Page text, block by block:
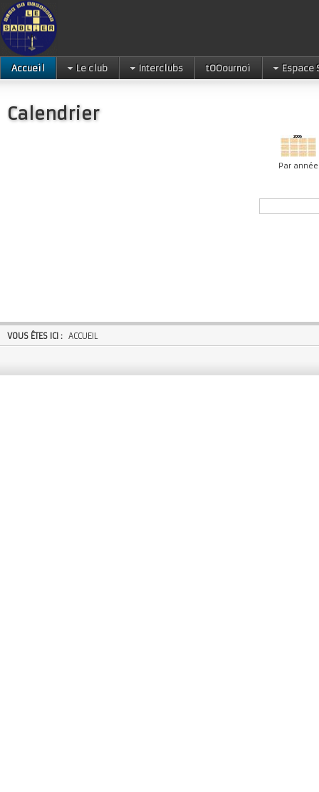
Accueil Le club Interclubs tOOournoi Espace
Calendrier
Par année
VOUS ÊTES ICI : ACCUEIL